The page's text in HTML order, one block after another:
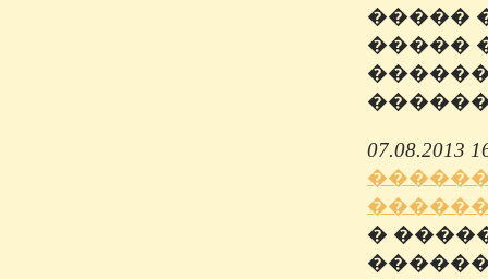
�����
�����
07.08.2013
�